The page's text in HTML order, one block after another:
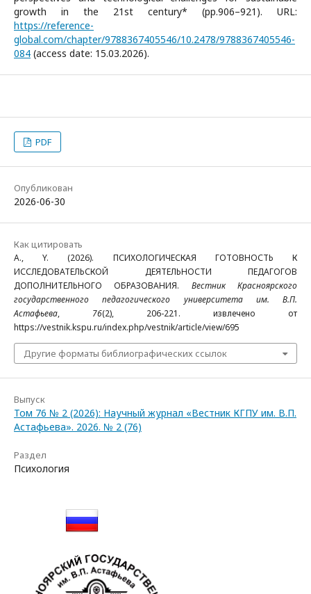
growth in the 21st century* (pp.906–921). URL:
https://reference-
global.com/chapter/9788367405546/10.2478/9788367405546-
084 (access date: 15.03.2026).
PDF
Опубликован
2026-06-30
Как цитировать
A., Y. (2026). ПСИХОЛОГИЧЕСКАЯ ГОТОВНОСТЬ К
ИССЛЕДОВАТЕЛЬСКОЙ ДЕЯТЕЛЬНОСТИ ПЕДАГОГОВ
ДОПОЛНИТЕЛЬНОГО ОБРАЗОВАНИЯ. Вестник Красноярского
государственного педагогического университета им. В.П.
Астафьева, 76(2), 206-221. извлечено от
https://vestnik.kspu.ru/index.php/vestnik/article/view/695
Другие форматы библиографических ссылок
Выпуск
Том 76 № 2 (2026): Научный журнал «Вестник КГПУ им. В.П.
Астафьева». 2026. № 2 (76)
Раздел
Психология